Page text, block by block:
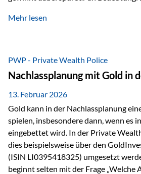
Wer Vermögen ausschließlich in einem
Liechtenstein eine Rolle spielen:
Euro, mit einem eigenständigen
Und genau an dieser Stelle setzt der
Mehr lesen
PWP - Private Wealth Police
Nachlassplanung mit Gold in
13. Februar 2026
Gold kann in der Nachlassplanung
spielen, insbesondere dann, wenn es
eingebettet wird. In der Private
dies beispielsweise über den
(ISIN LI0395418325) umgesetzt
beginnt selten mit der Frage „Welche